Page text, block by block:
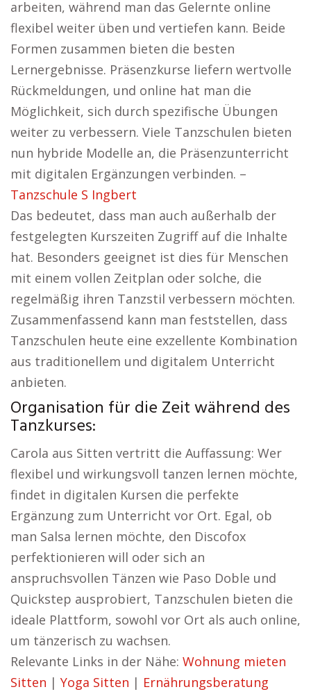
arbeiten, während man das Gelernte online
flexibel weiter üben und vertiefen kann. Beide
Formen zusammen bieten die besten
Lernergebnisse. Präsenzkurse liefern wertvolle
Rückmeldungen, und online hat man die
Möglichkeit, sich durch spezifische Übungen
weiter zu verbessern. Viele Tanzschulen bieten
nun hybride Modelle an, die Präsenzunterricht
mit digitalen Ergänzungen verbinden. –
Tanzschule S Ingbert
Das bedeutet, dass man auch außerhalb der
festgelegten Kurszeiten Zugriff auf die Inhalte
hat. Besonders geeignet ist dies für Menschen
mit einem vollen Zeitplan oder solche, die
regelmäßig ihren Tanzstil verbessern möchten.
Zusammenfassend kann man feststellen, dass
Tanzschulen heute eine exzellente Kombination
aus traditionellem und digitalem Unterricht
anbieten.
Organisation für die Zeit während des
Tanzkurses:
Carola aus Sitten vertritt die Auffassung: Wer
flexibel und wirkungsvoll tanzen lernen möchte,
findet in digitalen Kursen die perfekte
Ergänzung zum Unterricht vor Ort. Egal, ob
man Salsa lernen möchte, den Discofox
perfektionieren will oder sich an
anspruchsvollen Tänzen wie Paso Doble und
Quickstep ausprobiert, Tanzschulen bieten die
ideale Plattform, sowohl vor Ort als auch online,
um tänzerisch zu wachsen.
Relevante Links in der Nähe: Wohnung mieten
Sitten | Yoga Sitten | Ernährungsberatung